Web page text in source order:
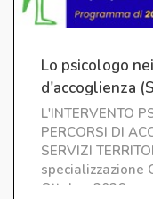
Lo psicologo
d'accoglienza
edizione
L'INTERVENTO
PERCORSI DI
SERVIZI
specializzazione
Ottobre 2026